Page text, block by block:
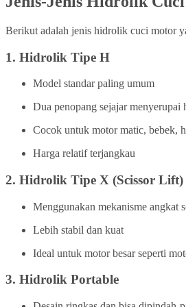
Berikut adalah jenis hidrolik cuci motor
1. Hidrolik Tipe H
Model standar paling umum
Dua penopang sejajar menyerupai
Cocok untuk motor matic, bebek,
Harga relatif terjangkau
2. Hidrolik Tipe X (Scissor Lift)
Menggunakan mekanisme angkat
Lebih stabil dan kuat
Ideal untuk motor besar seperti
3. Hidrolik Portable